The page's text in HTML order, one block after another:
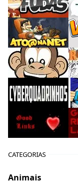
CATEGORIAS
Animais